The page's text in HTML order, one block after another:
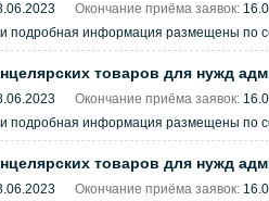
Окончание приёма заявок:
и подробная информация размещены по
товаров для нужд
Окончание приёма заявок:
и подробная информация размещены по
товаров для нужд
Окончание приёма заявок: